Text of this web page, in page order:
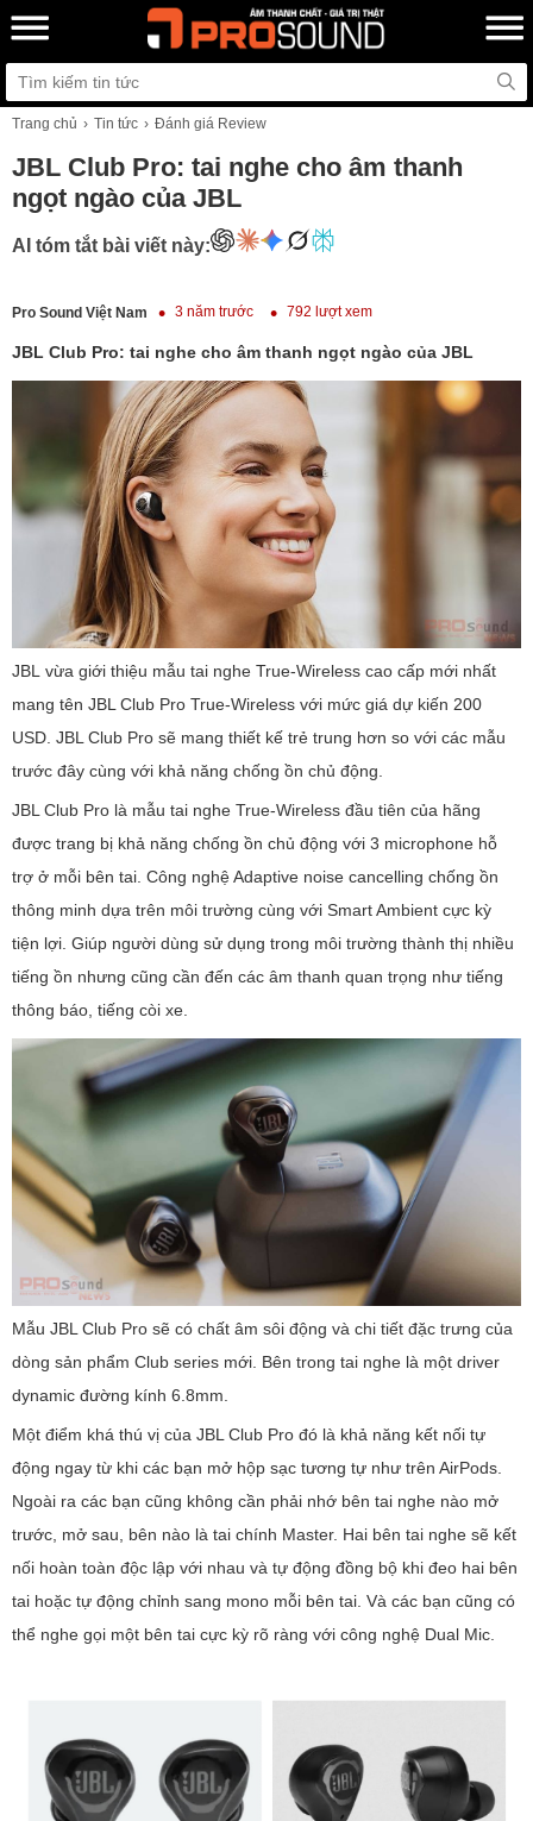
Trang chủ Tin tức Đánh giá Review
JBL Club Pro: tai nghe cho âm thanh
ngọt ngào của JBL
AI tóm tắt bài viết này:
Pro Sound Việt Nam 3 năm trước 792 lượt xem
JBL Club Pro: tai nghe cho âm thanh ngọt ngào của JBL
JBL vừa giới thiệu mẫu tai nghe True-Wireless cao cấp mới nhất
mang tên JBL Club Pro True-Wireless với mức giá dự kiến 200
USD. JBL Club Pro sẽ mang thiết kế trẻ trung hơn so với các mẫu
trước đây cùng với khả năng chống ồn chủ động.
JBL Club Pro là mẫu tai nghe True-Wireless đầu tiên của hãng
được trang bị khả năng chống ồn chủ động với 3 microphone hỗ
trợ ở mỗi bên tai. Công nghệ Adaptive noise cancelling chống ồn
thông minh dựa trên môi trường cùng với Smart Ambient cực kỳ
tiện lợi. Giúp người dùng sử dụng trong môi trường thành thị nhiều
tiếng ồn nhưng cũng cần đến các âm thanh quan trọng như tiếng
thông báo, tiếng còi xe.
Mẫu JBL Club Pro sẽ có chất âm sôi động và chi tiết đặc trưng của
dòng sản phẩm Club series mới. Bên trong tai nghe là một driver
dynamic đường kính 6.8mm.
Một điểm khá thú vị của JBL Club Pro đó là khả năng kết nối tự
động ngay từ khi các bạn mở hộp sạc tương tự như trên AirPods.
Ngoài ra các bạn cũng không cần phải nhớ bên tai nghe nào mở
trước, mở sau, bên nào là tai chính Master. Hai bên tai nghe sẽ kết
nối hoàn toàn độc lập với nhau và tự động đồng bộ khi đeo hai bên
tai hoặc tự động chỉnh sang mono mỗi bên tai. Và các bạn cũng có
thể nghe gọi một bên tai cực kỳ rõ ràng với công nghệ Dual Mic.